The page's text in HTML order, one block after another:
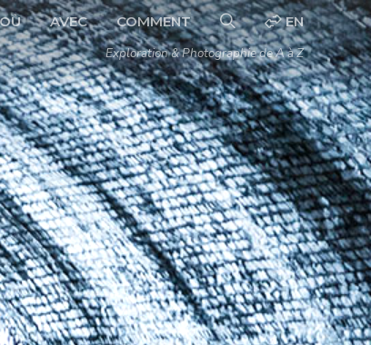
AVEC COMMENT
EN
Exploration & Photographie de A à Z